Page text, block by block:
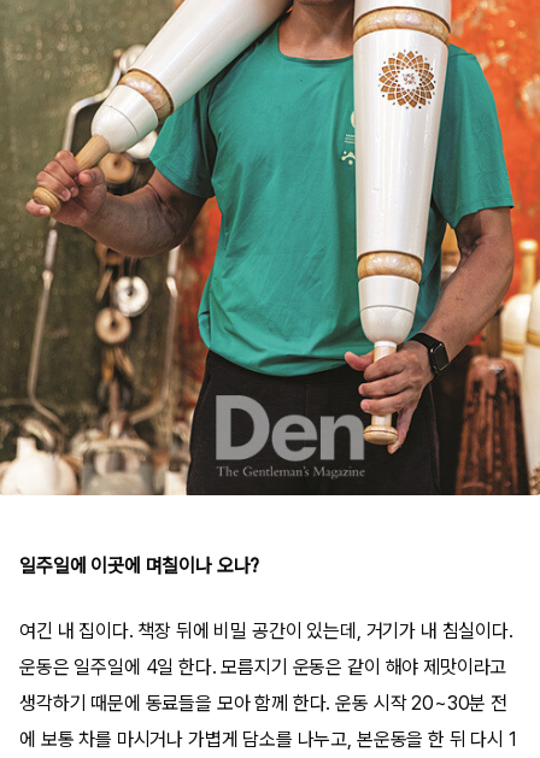
일주일에 이곳에 며칠이나 오나?
여긴 내 집이다. 책장 뒤에 비밀 공간이 있는데, 거기가 내 침실이다.
운동은 일주일에 4일 한다. 모름지기 운동은 같이 해야 제맛이라고
생각하기 때문에 동료들을 모아 함께 한다. 운동 시작 20~30분 전
에 보통 차를 마시거나 가볍게 담소를 나누고, 본운동을 한 뒤 다시 1